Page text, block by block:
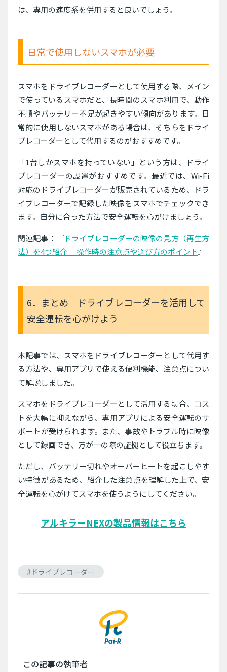
は、専用の速度系を併用すると良いでしょう。
日常で使用しないスマホが必要
スマホをドライブレコーダーとして使用する際、メイン
で使っているスマホだと、長時間のスマホ利用で、動作
不順やバッテリー不足が起きやすい傾向があります。日
常的に使用しないスマホがある場合は、そちらをドライ
ブレコーダーとして代用するのがおすすめです。
「1台しかスマホを持っていない」という方は、ドライ
ブレコーダーの設置がおすすめです。最近では、Wi-Fi
対応のドライブレコーダーが販売されているため、ドラ
イブレコーダーで記録した映像をスマホでチェックでき
ます。自分に合った方法で安全運転を心がけましょう。
関連記事：『ドライブレコーダーの映像の見方（再生方
法）を4つ紹介｜ 操作時の注意点や選び方のポイント 』
6．まとめ｜ドライブレコーダーを活用して
安全運転を心がけよう
本記事では、スマホをドライブレコーダーとして代用す
る方法や、専用アプリで使える便利機能、注意点につい
て解説しました。
スマホをドライブレコーダーとして活用する場合、コス
トを大幅に抑えながら、専用アプリによる安全運転のサ
ポートが受けられます。また、事故やトラブル時に映像
として録画でき、万が一の際の証拠として役立ちます。
ただし、バッテリー切れやオーバーヒートを起こしやす
い特徴があるため、紹介した注意点を理解した上で、安
全運転を心がけてスマホを使うようにしてください。
アルキラーNEXの製品情報はこちら
#ドライブレコーダー
この記事の執筆者